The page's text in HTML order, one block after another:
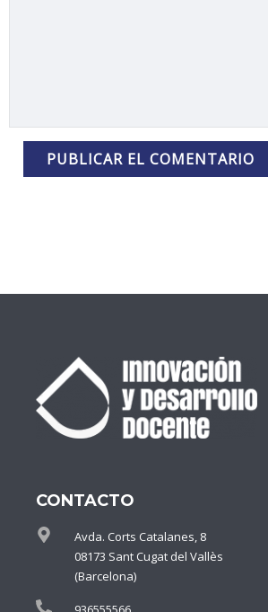
CONTACTO
Avda. Corts Catalanes, 8
08173 Sant Cugat del Vallès
(Barcelona)